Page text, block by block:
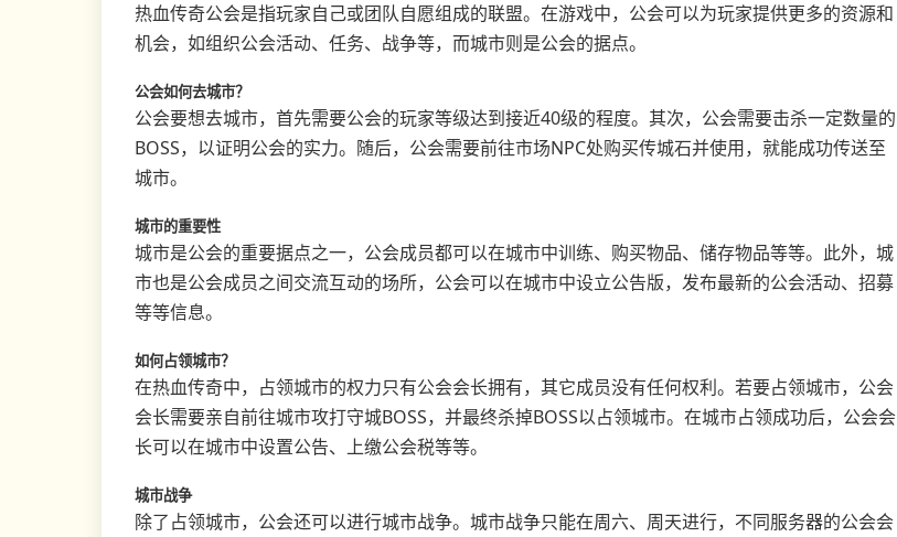
热血传奇公会是指玩家自己或团队自愿组成的联盟。在游戏中，公会可以为玩家提供更多的资源和
机会，如组织公会活动、任务、战争等，而城市则是公会的据点。
公会如何去城市？
公会要想去城市，首先需要公会的玩家等级达到接近40级的程度。其次，公会需要击杀一定数量的
BOSS，以证明公会的实力。随后，公会需要前往市场NPC处购买传城石并使用，就能成功传送至
城市。
城市的重要性
城市是公会的重要据点之一，公会成员都可以在城市中训练、购买物品、储存物品等等。此外，城
市也是公会成员之间交流互动的场所，公会可以在城市中设立公告版，发布最新的公会活动、招募
等等信息。
如何占领城市？
在热血传奇中，占领城市的权力只有公会会长拥有，其它成员没有任何权利。若要占领城市，公会
会长需要亲自前往城市攻打守城BOSS，并最终杀掉BOSS以占领城市。在城市占领成功后，公会会
长可以在城市中设置公告、上缴公会税等等。
城市战争
除了占领城市，公会还可以进行城市战争。城市战争只能在周六、周天进行，不同服务器的公会会